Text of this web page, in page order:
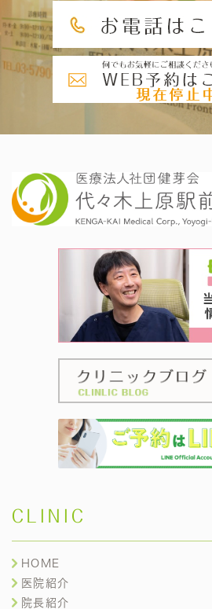
CLINIC
HOME
医院紹介
院長紹介